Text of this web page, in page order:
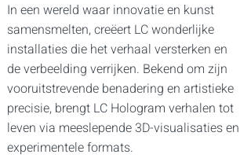
In een wereld waar innovatie en kunst
samensmelten, creëert LC wonderlijke
installaties die het verhaal versterken en
de verbeelding verrijken. Bekend om zijn
vooruitstrevende benadering en artistieke
precisie, brengt LC Hologram verhalen tot
leven via meeslepende 3D-visualisaties en
experimentele formats.